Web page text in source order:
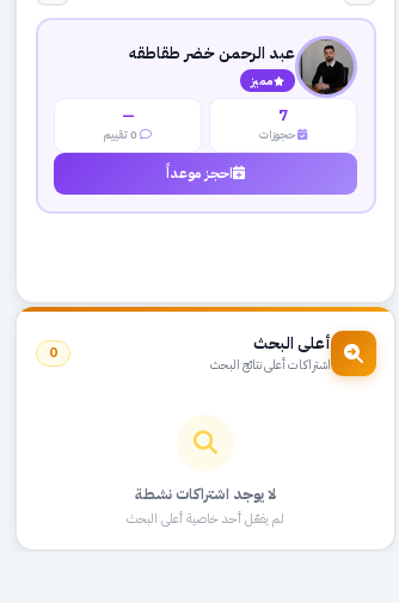
عبد الرحمن خضر طقاطقه
مميز
7
حجوزات
—
احجز موعداً
أعلى البحث
اشتراكات أعلى نتائج البحث
0
لا يوجد اشتراكات نشطة
لم يفعّل أحد خاصية أعلى البحث